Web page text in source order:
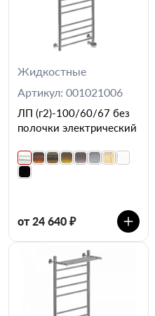
Жидкостные
Артикул: 001021006
ЛП (г2)-100/60/67 без
полочки электрический
от 24 640 ₽